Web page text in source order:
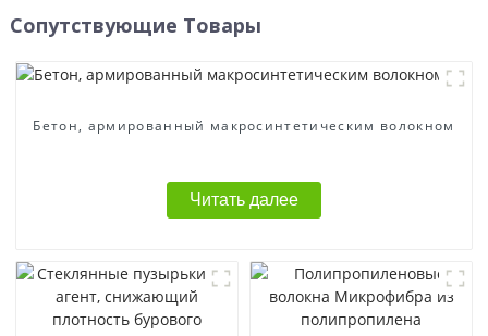
Сопутствующие Товары
Бетон, армированный макросинтетическим волокном
Читать далее